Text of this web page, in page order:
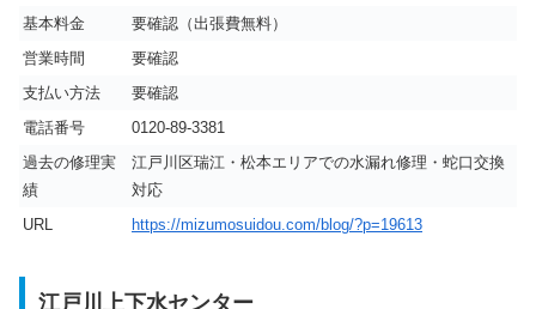
基本料金
要確認（出張費無料）
営業時間
要確認
支払い方法
要確認
電話番号
0120-89-3381
過去の修理実
績
江戸川区瑞江・松本エリアでの水漏れ修理・蛇口交換
対応
URL
https://mizumosuidou.com/blog/?p=19613
江戸川上下水センター